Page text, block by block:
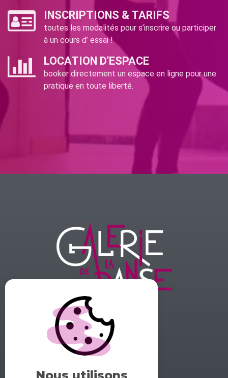
INSCRIPTIONS & TARIFS
toutes les modalités pour s’inscrire ou participer
à un cours d’ essai !
LOCATION D'ESPACE
booker directement un espace en ligne pour une
pratique en toute liberté.
GALERIE DE LA DANSE
1 rue midol 25000 Besançon
tel: 06.71.93.54.75